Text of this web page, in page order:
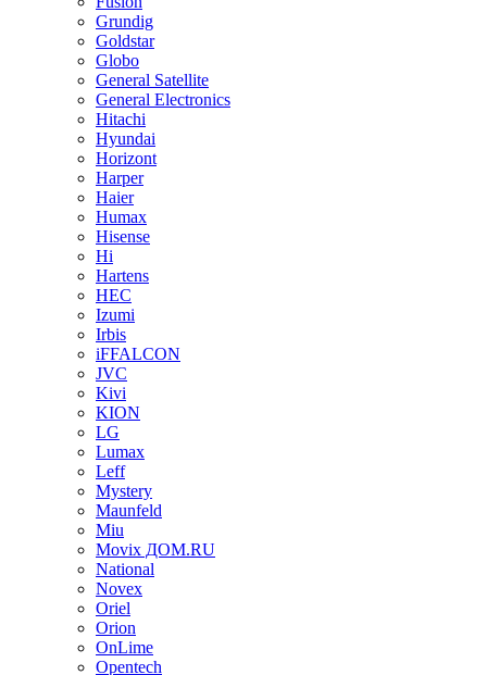
Grundig
Goldstar
Globo
General Satellite
General Electronics
Hitachi
Hyundai
Horizont
Harper
Haier
Humax
Hisense
Hi
Hartens
HEC
Izumi
Irbis
iFFALCON
JVC
Kivi
KION
LG
Lumax
Leff
Mystery
Maunfeld
Miu
Movix ДОМ.RU
National
Novex
Oriel
Orion
OnLime
Opentech